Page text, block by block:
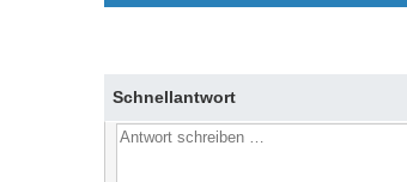
Schnellantwort